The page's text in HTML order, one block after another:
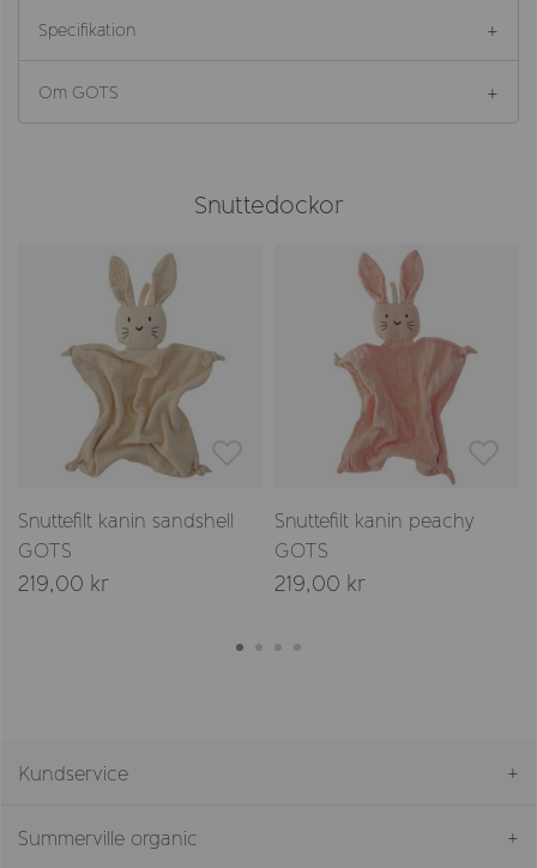
Specifikation
Om GOTS
Snuttedockor
Snuttefilt kanin sandshell
GOTS
219,00 kr
Snuttefilt kanin peachy
GOTS
219,00 kr
Kundservice
Summerville organic